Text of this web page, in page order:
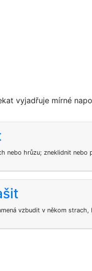
vyjadřuje mírné
nebo hrůzu; zneklidnit nebo
vzbudit v někom strach,